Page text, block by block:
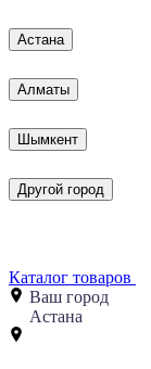
Астана
Алматы
Шымкент
Другой город
Каталог товаров
Ваш город
Астана